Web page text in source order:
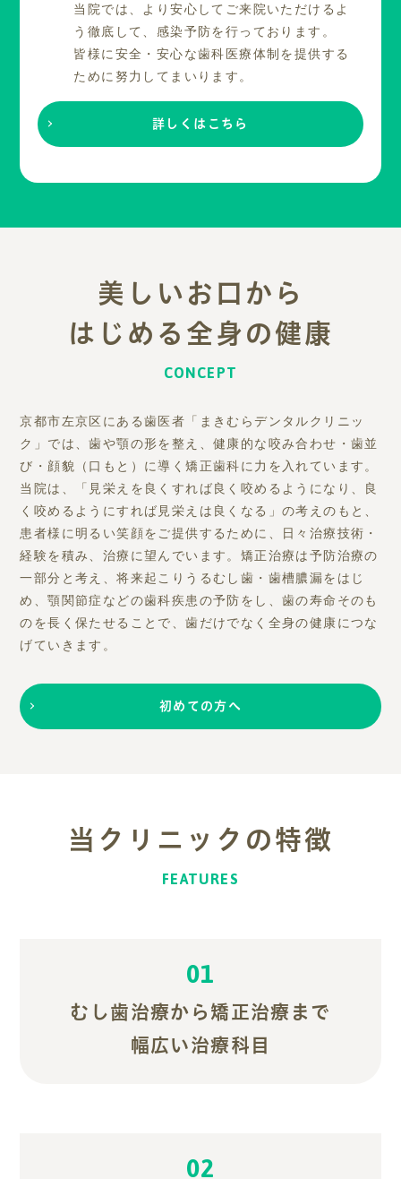
当院では、より安心してご来院いただけるよ
う徹底して、感染予防を行っております。
皆様に安全・安心な歯科医療体制を提供する
ために努力してまいります。
詳しくはこちら
美しいお口から
はじめる全身の健康
CONCEPT
京都市左京区にある歯医者「まきむらデンタルクリニッ
ク」では、歯や顎の形を整え、健康的な咬み合わせ・歯並
び・顔貌（口もと）に導く矯正歯科に力を入れています。
当院は、「見栄えを良くすれば良く咬めるようになり、良
く咬めるようにすれば見栄えは良くなる」の考えのもと、
患者様に明るい笑顔をご提供するために、日々治療技術・
経験を積み、治療に望んでいます。 矯正治療は予防治療の
一部分と考え、将来起こりうるむし歯・歯槽膿漏をはじ
め、顎関節症などの歯科疾患の予防をし、歯の寿命そのも
のを長く保たせることで、歯だけでなく全身の健康につな
げていきます。
初めての方へ
当クリニックの特徴
FEATURES
01
むし歯治療から矯正治療まで
幅広い治療科目
02